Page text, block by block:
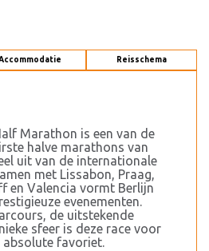
Reisschema
Marathon is een van de
halve marathons van
uit van de internationale
met Lissabon, Praag,
en Valencia vormt Berlijn
evenementen.
de uitstekende
sfeer is deze race voor
absolute favoriet.